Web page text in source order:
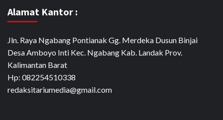
Alamat Kantor :
Jln. Raya Ngabang Pontianak Gg. Merdeka Dusun Binjai
Desa Amboyo Inti Kec. Ngabang Kab. Landak Prov.
Kalimantan Barat
Hp: 082254510338
redaksitariumedia@gmail.com